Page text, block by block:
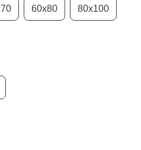
60х80 80х100